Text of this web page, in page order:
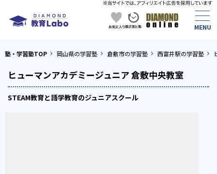
塾・学習塾TOP 岡山県の学習塾 倉敷市の学習塾 西富井駅の学習塾
ヒューマンアカデミージュニア 倉敷中央教室
STEAM教育と語学教育のジュニアスクール